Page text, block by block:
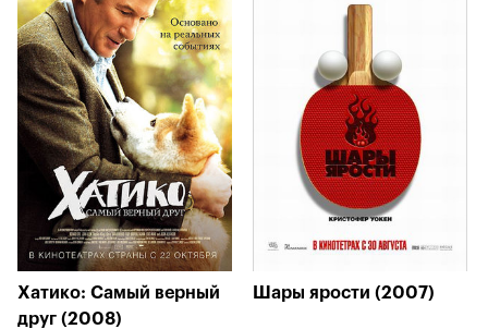
Хатико: Самый верный
друг (2008)
Шары ярости (2007)